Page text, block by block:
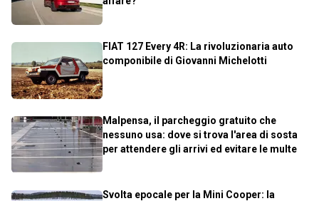
FIAT 127 Every 4R: La rivoluzionaria auto
componibile di Giovanni Michelotti
Malpensa, il parcheggio gratuito che
nessuno usa: dove si trova l'area di sosta
per attendere gli arrivi ed evitare le multe
Svolta epocale per la Mini Cooper: la